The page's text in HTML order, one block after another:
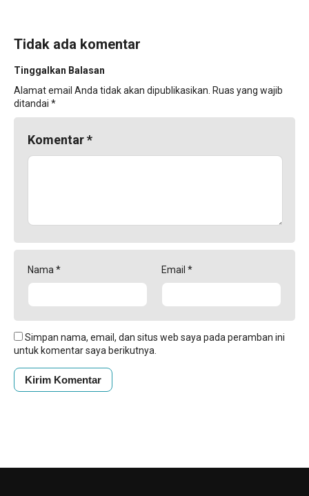
Tidak ada komentar
Tinggalkan Balasan
Alamat email Anda tidak akan dipublikasikan. Ruas yang wajib
ditandai *
Komentar*
Nama * Email *
Simpan nama, email, dan situs web saya pada peramban ini
untuk komentar saya berikutnya.